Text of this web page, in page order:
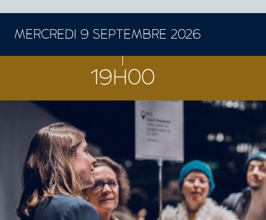
MERCREDI 9 SEPTEMBRE 2026
19H00